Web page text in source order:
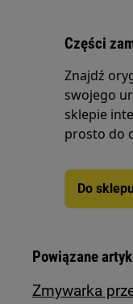
Części
Znajdź
swojego
sklepie
prosto do
Do
Powiązane
Zmywarka